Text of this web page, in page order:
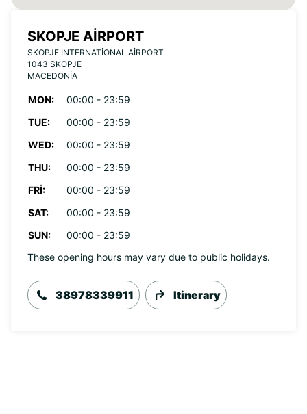
SKOPJE AIRPORT
SKOPJE INTERNATIONAL AIRPORT
1043 SKOPJE
MACEDONIA
MON:
00:00 - 23:59
TUE:
00:00 - 23:59
WED:
00:00 - 23:59
THU:
00:00 - 23:59
FRI:
00:00 - 23:59
SAT:
00:00 - 23:59
SUN:
00:00 - 23:59
These opening hours may vary due to public holidays.
38978339911 Itinerary